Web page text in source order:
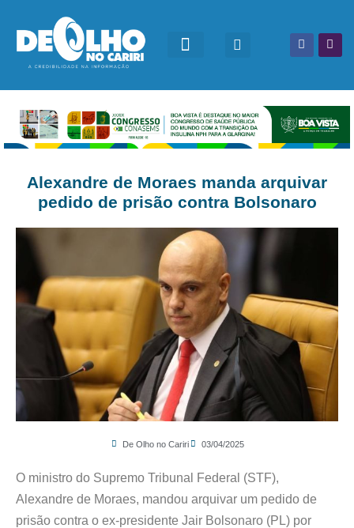
Alexandre de Moraes manda arquivar
pedido de prisão contra Bolsonaro
De Olho no Cariri 03/04/2025
O ministro do Supremo Tribunal Federal (STF),
Alexandre de Moraes, mandou arquivar um pedido de
prisão contra o ex-presidente Jair Bolsonaro (PL) por